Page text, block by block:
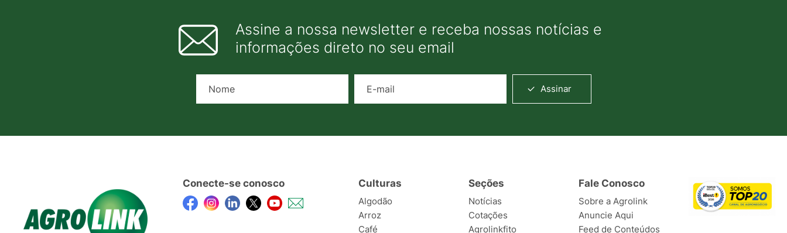
Assine a nossa newsletter e receba nossas notícias e
informações direto no seu email
Assinar
Conecte-se conosco Culturas
Algodão
Arroz
Café
Seções
Notícias
Cotações
Agrolinkfito
Fale Conosco
Sobre a Agrolink
Anuncie Aqui
Feed de Conteúdos